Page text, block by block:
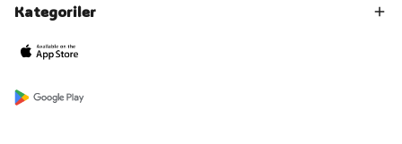
Kategoriler